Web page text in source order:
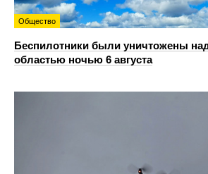
Общество
Беспилотники были уничтожены
областью ночью 6 августа